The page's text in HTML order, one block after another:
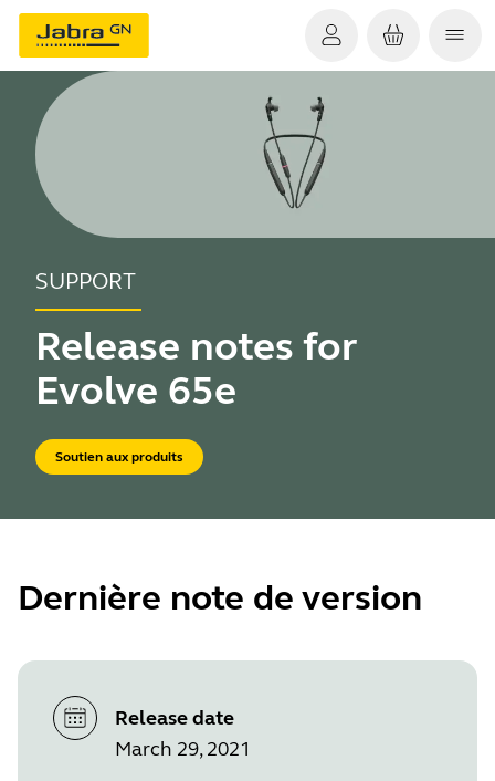
SUPPORT
Release notes for
Evolve 65e
Soutien aux produits
Dernière note de version
Release date
March 29, 2021